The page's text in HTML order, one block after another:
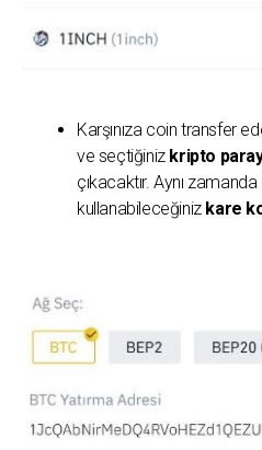
Karşınıza coin transfer
ve seçtiğiniz kripto
çıkacaktır. Aynı
kullanabileceğiniz kare